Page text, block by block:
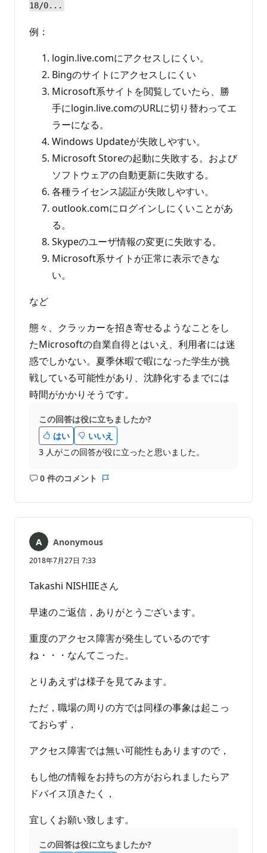
18/0...
例：
login.live.comにアクセスしにくい。
Bingのサイトにアクセスしにくい
Microsoft系サイトを閲覧していたら、勝
手にlogin.live.comのURLに切り替わってエ
ラーになる。
Windows Updateが失敗しやすい。
Microsoft Storeの起動に失敗する。および
ソフトウェアの自動更新に失敗する。
各種ライセンス認証が失敗しやすい。
outlook.comにログインしにくいことがあ
る。
Skypeのユーザ情報の変更に失敗する。
Microsoft系サイトが正常に表示できな
い。
など
態々、クラッカーを招き寄せるようなことをし
たMicrosoftの自業自得とはいえ、利用者には迷
惑でしかない。夏季休暇で暇になった学生が挑
戦している可能性があり、沈静化するまでには
時間がかかりそうです。
この回答は役に立ちましたか?
はい
いいえ
3 人がこの回答が役に立ったと思いました。
0 件のコメント
コ
ト
あ
り
せ
ト
Anonymous
2018年7月27日 7:33
Takashi NISHIIEさん
早速のご返信，ありがとうございます。
重度のアクセス障害が発生しているのです
ね・・・なんてこった。
とりあえずは様子を見てみます。
ただ，職場の周りの方では同様の事象は起こっ
ておらず，
アクセス障害では無い可能性もありますので，
もし他の情報をお持ちの方がおられましたらア
ドバイス頂きたく，
宜しくお願い致します。
この回答は役に立ちましたか?